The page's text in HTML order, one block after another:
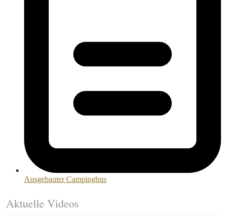
Ausgebauter Campingbus
Aktuelle Videos